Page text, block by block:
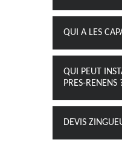
QUI A LES
QUI PEUT
PRES-RENENS
DEVIS